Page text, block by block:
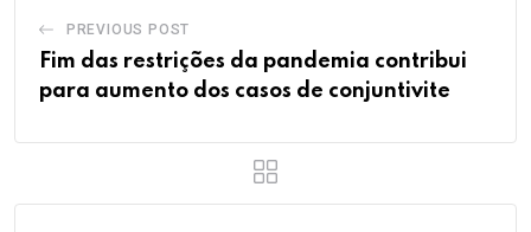
PREVIOUS POST
Fim das restrições da pandemia contribui
para aumento dos casos de conjuntivite